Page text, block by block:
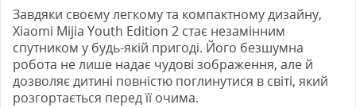
Завдяки своєму легкому та компактному дизайну,
Xiaomi Mijia Youth Edition 2 стає незамінним
спутником у будь-якій пригоді. Його безшумна
робота не лише надає чудові зображення, але й
дозволяє дитині повністю поглинутися в світі, який
розгортається перед її очима.